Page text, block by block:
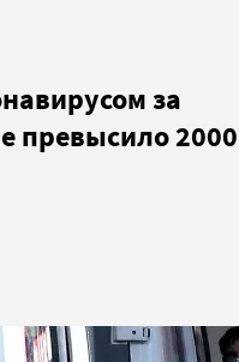
за
превысило 2000